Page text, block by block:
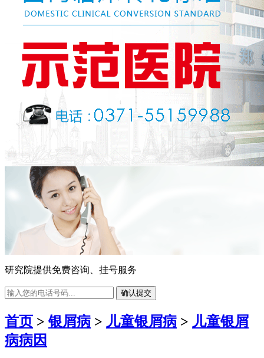
研究院提供免费咨询、挂号服务
确认提交
首页 >银屑病 > 儿童银屑病 > 儿童银屑
病病因